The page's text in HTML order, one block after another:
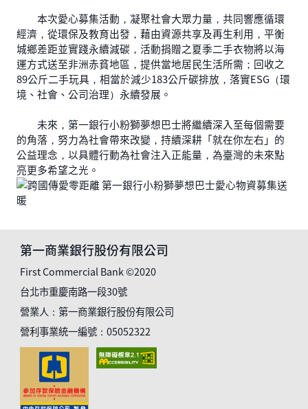
本次愛心募集活動，凝聚社會大眾力量，共同響應循環
經濟，從環保及教育出發，藉由資源共享及再生利用，平衡
城鄉差距並實踐永續減碳，活動捐贈之夏季二手衣物將以海
運方式送至非洲赤貧地區，提供當地居民生活所需；回收之
89公斤二手玩具，相當於減少183公斤碳排放，落實ESG（環
境、社會、公司治理）永續發展。
未來，第一銀行小粉獅夢想巴士將繼續深入至每個需要
的角落，努力為社會帶來改變，持續深耕「就在你左右」的
公益理念，以具體行動為社會注入正能量，為臺灣的未來點
亮更多希望之光。
第一商業銀行股份有限公司
First Commercial Bank ©2020
台北市重慶南路一段30號
營業人：第一商業銀行股份有限公司
營利事業統一編號：05052322